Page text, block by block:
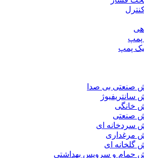
پمپ
پمپ
صنعتی بی صدا
سانتریفیوژ
خانگی
صنعتی
سردخانه ای
مرغداری
گلخانه ای
حمام و سرویس بهداشتی